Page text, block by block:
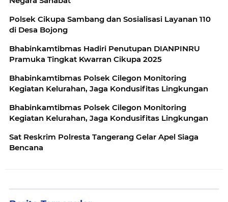
Polsek Cikupa Sambang dan Sosialisasi Layanan 110
di Desa Bojong
Bhabinkamtibmas Hadiri Penutupan DIANPINRU
Pramuka Tingkat Kwarran Cikupa 2025
Bhabinkamtibmas Polsek Cilegon Monitoring
Kegiatan Kelurahan, Jaga Kondusifitas Lingkungan
Bhabinkamtibmas Polsek Cilegon Monitoring
Kegiatan Kelurahan, Jaga Kondusifitas Lingkungan
Sat Reskrim Polresta Tangerang Gelar Apel Siaga
Bencana